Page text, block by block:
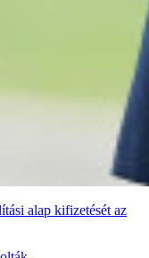
alap kifizetését az